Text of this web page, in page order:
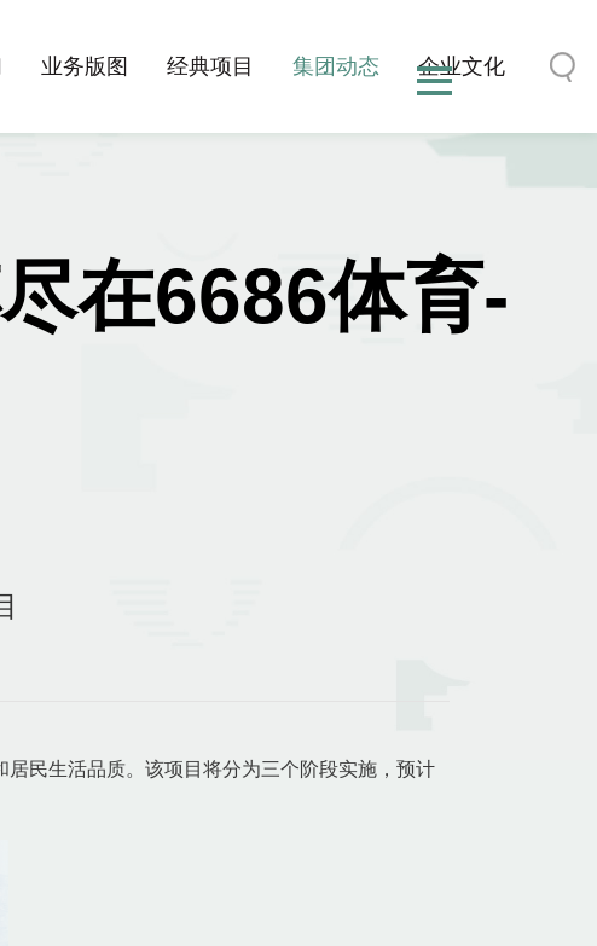
业务版图 经典项目 集团动态 企业文化
在6686体育-
民生活品质。该项目将分为三个阶段实施，预计